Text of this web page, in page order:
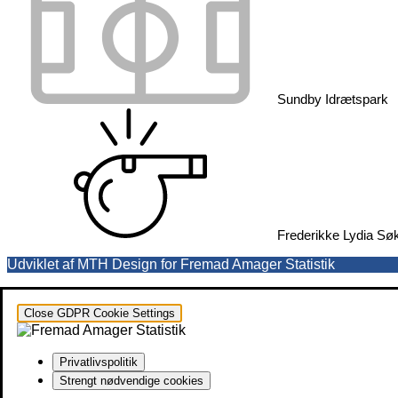
Sundby Idrætspark
Frederikke Lydia
Udviklet af MTH Design for Fremad Amager Statistik
Close GDPR Cookie Settings
Privatlivspolitik
Strengt nødvendige cookies